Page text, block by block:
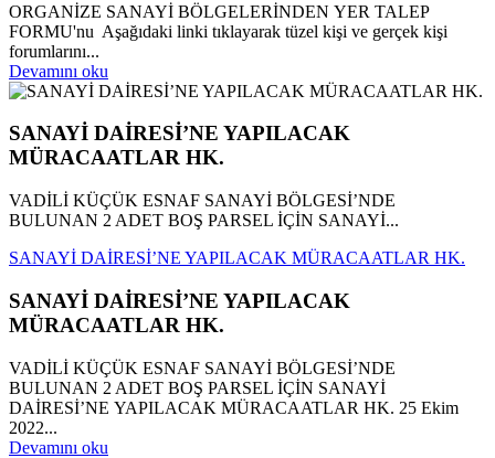
ORGANİZE SANAYİ BÖLGELERİNDEN YER TALEP
FORMU'nu Aşağıdaki linki tıklayarak tüzel kişi ve gerçek kişi
forumlarını...
Devamını oku
SANAYİ DAİRESİ’NE YAPILACAK
MÜRACAATLAR HK.
VADİLİ KÜÇÜK ESNAF SANAYİ BÖLGESİ’NDE
BULUNAN 2 ADET BOŞ PARSEL İÇİN SANAYİ...
SANAYİ DAİRESİ’NE YAPILACAK MÜRACAATLAR HK.
SANAYİ DAİRESİ’NE YAPILACAK
MÜRACAATLAR HK.
VADİLİ KÜÇÜK ESNAF SANAYİ BÖLGESİ’NDE
BULUNAN 2 ADET BOŞ PARSEL İÇİN SANAYİ
DAİRESİ’NE YAPILACAK MÜRACAATLAR HK. 25 Ekim
2022...
Devamını oku